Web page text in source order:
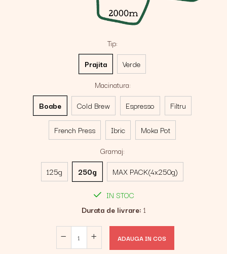
Tip:
Prajita
Verde
Macinatura:
Boabe
Cold Brew Espresso Filtru
French Press Ibric
Moka Pot
Gramaj:
125g
250g
MAX PACK(4x250g)
IN STOC
Durata de livrare: 1
ADAUGA IN COS